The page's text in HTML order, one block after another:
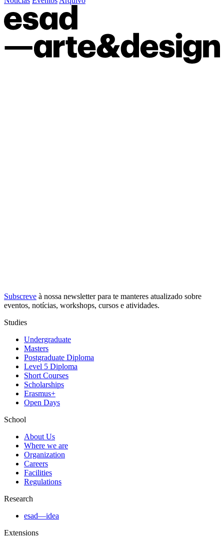
Subscreve à nossa newsletterpara te manteres atualizado sobre
eventos, notícias, workshops, cursos e atividades.
Studies
Undergraduate
Masters
Postgraduate Diploma
Level 5 Diploma
Short Courses
Scholarships
Erasmus+
Open Days
School
About Us
Where we are
Organization
Careers
Facilities
Regulations
Research
esad—idea
Extensions